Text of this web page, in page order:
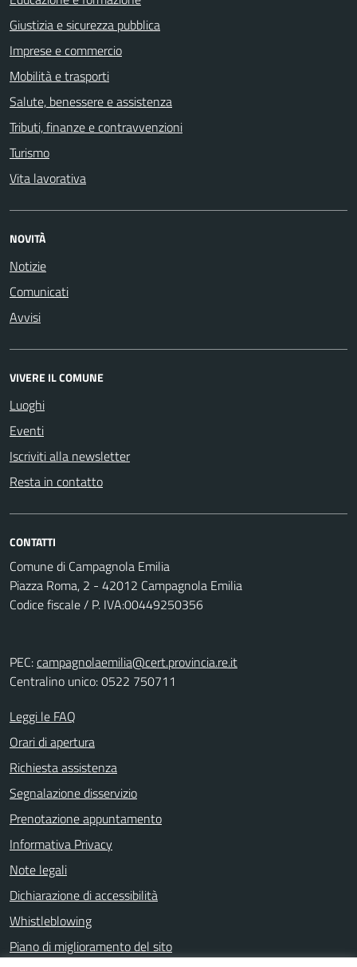
Giustizia e sicurezza pubblica
Imprese e commercio
Mobilità e trasporti
Salute, benessere e assistenza
Tributi, finanze e contravvenzioni
Turismo
Vita lavorativa
NOVITÀ
Notizie
Comunicati
Avvisi
VIVERE IL COMUNE
Luoghi
Eventi
Iscriviti alla newsletter
Resta in contatto
CONTATTI
Comune di Campagnola Emilia
Piazza Roma, 2 - 42012 Campagnola Emilia
Codice fiscale / P. IVA:00449250356
PEC:campagnolaemilia@cert.provincia.re.it
Centralino unico: 0522 750711
Leggi le FAQ
Orari di apertura
Richiesta assistenza
Segnalazione disservizio
Prenotazione appuntamento
Informativa Privacy
Note legali
Dichiarazione di accessibilità
Whistleblowing
Piano di miglioramento del sito